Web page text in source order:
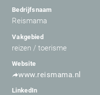
Bedrijfsnaam
Reismama
Vakgebied
reizen / toerisme
Website
www.reismama.nl
LinkedIn